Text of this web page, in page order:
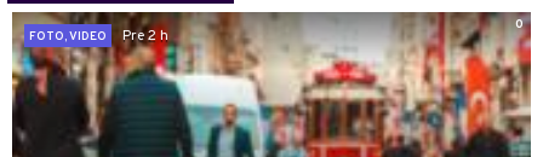
0
FOTO, VIDEO
Pre 2 h